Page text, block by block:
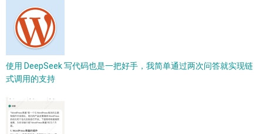
使用 DeepSeek 写代码也是一把好手，我简单通过两次问答就实现链
式调用的支持